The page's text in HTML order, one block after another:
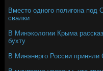
Вместо одного полигона под
свалки
В Минэкологии Крыма
бухту
В Минэнерго России приняли